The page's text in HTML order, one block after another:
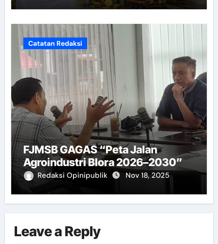
Catatan Redaksi
FJMSB GAGAS “Peta Jalan
Agroindustri Blora 2026–2030”
Redaksi Opinipublik Nov 18, 2025
Leave a Reply